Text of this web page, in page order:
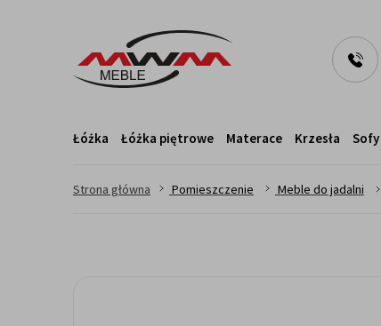
Łóżka Łóżka piętrowe Materace Krzesła Sofy
Strona główna > Pomieszczenie > Meble do jadalni >